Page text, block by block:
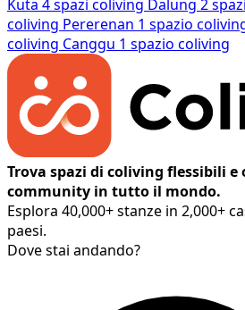
Kuta 4 spazi coliving Dalung 2
coliving Pererenan 1 spazio
coliving Canggu 1 spazio coliving
Trova spazi di coliving flessibili
community in tutto il mondo.
Esplora 40,000+ stanze in 2,000+
paesi.
Dove stai andando?